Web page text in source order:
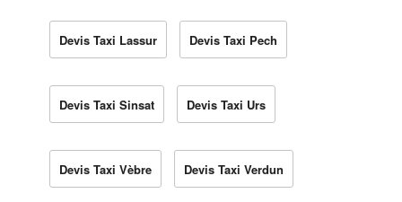
Devis Taxi Lassur Devis Taxi Pech
Devis Taxi Sinsat Devis Taxi Urs
Devis Taxi Vèbre Devis Taxi Verdun